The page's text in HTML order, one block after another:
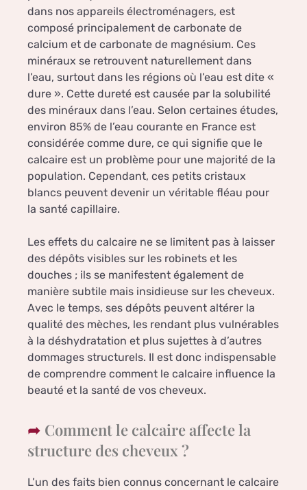
dans nos appareils électroménagers, est
composé principalement de carbonate de
calcium et de carbonate de magnésium. Ces
minéraux se retrouvent naturellement dans
l’eau, surtout dans les régions où l’eau est dite «
dure ». Cette dureté est causée par la solubilité
des minéraux dans l’eau. Selon certaines études,
environ 85% de l’eau courante en France est
considérée comme dure, ce qui signifie que le
calcaire est un problème pour une majorité de la
population. Cependant, ces petits cristaux
blancs peuvent devenir un véritable fléau pour
la santé capillaire.
Les effets du calcaire ne se limitent pas à laisser
des dépôts visibles sur les robinets et les
douches ; ils se manifestent également de
manière subtile mais insidieuse sur les cheveux.
Avec le temps, ses dépôts peuvent altérer la
qualité des mèches, les rendant plus vulnérables
à la déshydratation et plus sujettes à d’autres
dommages structurels. Il est donc indispensable
de comprendre comment le calcaire influence la
beauté et la santé de vos cheveux.
Comment le calcaire affecte la
structure des cheveux ?
L’un des faits bien connus concernant le calcaire